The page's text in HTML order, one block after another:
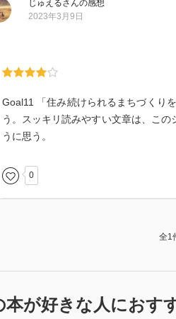
じゅえるさんの感想
2023年3月9日
Goal11 「住み続けられるまちづくり
う。スッキリ読みやすい文章は、こ
うに思う。
0
全1
本が好きな人におす